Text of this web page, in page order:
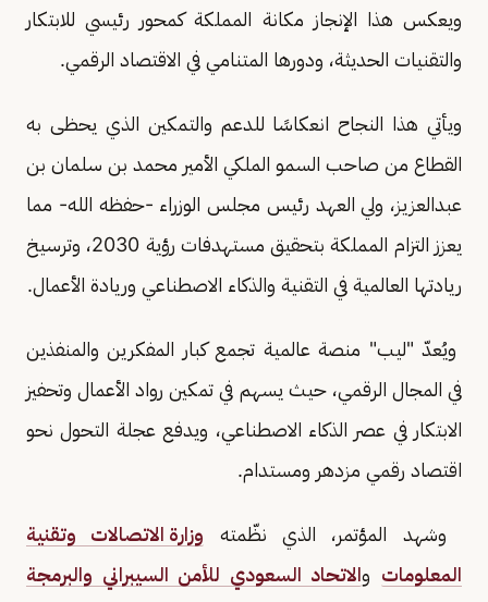
ويعكس هذا الإنجاز مكانة المملكة كمحور رئيسي للابتكار
والتقنيات الحديثة، ودورها المتنامي في الاقتصاد الرقمي.
ويأتي هذا النجاح انعكاسًا للدعم والتمكين الذي يحظى به
القطاع من صاحب السمو الملكي الأمير محمد بن سلمان بن
عبدالعزيز، ولي العهد رئيس مجلس الوزراء -حفظه الله- مما
يعزز التزام المملكة بتحقيق مستهدفات رؤية 2030، وترسيخ
ريادتها العالمية في التقنية والذكاء الاصطناعي وريادة الأعمال.
ويُعدّ "ليب" منصة عالمية تجمع كبار المفكرين والمنفذين
في المجال الرقمي، حيث يسهم في تمكين رواد الأعمال وتحفيز
الابتكار في عصر الذكاء الاصطناعي، ويدفع عجلة التحول نحو
اقتصاد رقمي مزدهر ومستدام.
وشهد المؤتمر، الذي نظّمته وزارة الاتصالات وتقنية
المعلومات والاتحاد السعودي للأمن السيبراني والبرمجة